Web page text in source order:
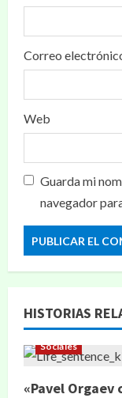
Correo
Web
Guarda mi
navegador
HISTORIAS
Sociales
«Pavel